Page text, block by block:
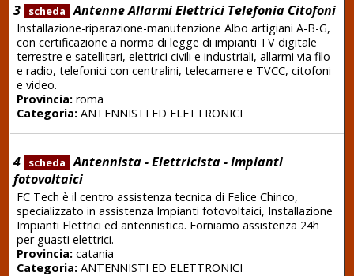
3 scheda Antenne Allarmi Elettrici Telefonia Citofoni
Installazione-riparazione-manutenzione Albo artigiani A-B-G,
con certificazione a norma di legge di impianti TV digitale
terrestre e satellitari, elettrici civili e industriali, allarmi via filo
e radio, telefonici con centralini, telecamere e TVCC, citofoni
e video.
Provincia:roma
Categoria:ANTENNISTI ED ELETTRONICI
4 scheda Antennista - Elettricista - Impianti
fotovoltaici
FC Tech è il centro assistenza tecnica di Felice Chirico,
specializzato in assistenza Impianti fotovoltaici, Installazione
Impianti Elettrici ed antennistica. Forniamo assistenza 24h
per guasti elettrici.
Provincia:catania
Categoria:ANTENNISTI ED ELETTRONICI